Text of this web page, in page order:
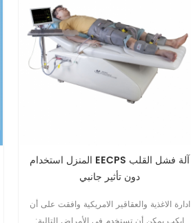
ايكب المصنعة مع أكثر من 10 عاما الخبرات في
ايكب المجال.رائدة في ايكب.العلاج الطبيعي ايكب
10
المنزل استخدام EECPS آلة فشل القلب
دون تأثير جانبي
ادارة الاغذية والعقاقير الامريكية وافقت على أن